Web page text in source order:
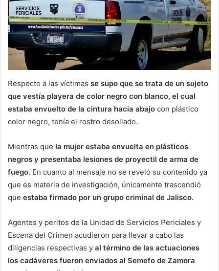
Respecto a las víctimas se supo que se trata de un sujeto
que vestía playera de color negro con blanco, el cual
estaba envuelto de la cintura hacia abajo con plástico
color negro, tenía el rostro desollado.
Mientras que la mujer estaba envuelta en plásticos
negros y presentaba lesiones de proyectil de arma de
fuego. En cuanto al mensaje no se reveló su contenido ya
que es materia de investigación, únicamente trascendió
que estaba firmado por un grupo criminal de Jalisco.
Agentes y peritos de la Unidad de Servicios Periciales y
Escena del Crimen acudieron para llevar a cabo las
diligencias respectivas y al término de las actuaciones
los cadáveres fueron enviados al Semefo de Zamora